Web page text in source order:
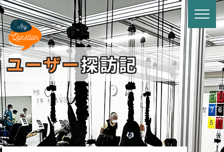
ユーザー探訪記